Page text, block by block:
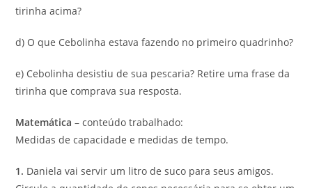
tirinha acima?
d) O que Cebolinha estava fazendo no primeiro quadrinho?
e) Cebolinha desistiu de sua pescaria? Retire uma frase da
tirinha que comprava sua resposta.
Matemática – conteúdo trabalhado:
Medidas de capacidade e medidas de tempo.
1. Daniela vai servir um litro de suco para seus amigos.